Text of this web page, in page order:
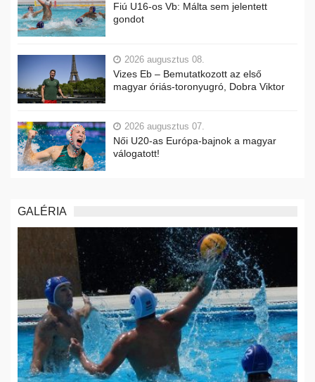
Fiú U16-os Vb: Málta sem jelentett
gondot
2026 augusztus 08.
Vizes Eb – Bemutatkozott az első
magyar óriás-toronyugró, Dobra Viktor
2026 augusztus 07.
Női U20-as Európa-bajnok a magyar
válogatott!
GALÉRIA